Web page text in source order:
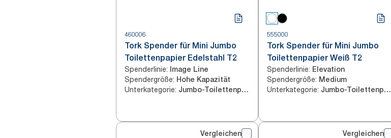
460006
Tork Spender für Mini Jumbo
Toilettenpapier Edelstahl T2
Spenderlinie: Image Line
Spendergröße: Hohe Kapazität
Unterkategorie: Jumbo-Toilettenpapier
555000
Tork Spender für Mini Jumbo
Toilettenpapier Weiß T2
Spenderlinie: Elevation
Spendergröße: Medium
Unterkategorie: Jumbo-Toilettenpapier
Vergleichen Vergleichen